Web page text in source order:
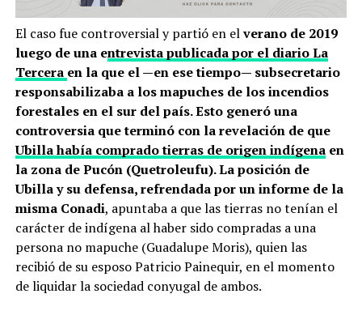
El caso fue controversial y partió en elverano de 2019
luego de una entrevista publicada por el diario La
Tercera en la que el —en ese tiempo— subsecretario
responsabilizaba a los mapuches de los incendios
forestales en el sur del país. Esto generó una
controversia que terminó con la revelación de que
Ubilla había comprado tierras de origen indígenaen
la zona de Pucón (Quetroleufu). La posición de
Ubilla y su defensa, refrendada por un informe de la
misma Conadi, apuntaba a que las tierras no tenían el
carácter de indígena al haber sido compradas a una
persona no mapuche (Guadalupe Moris), quien las
recibió de su esposo Patricio Painequir, en el momento
de liquidar la sociedad conyugal de ambos.